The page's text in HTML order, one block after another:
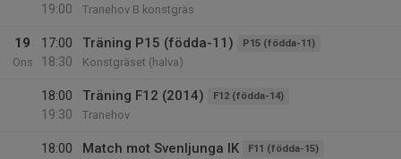
19:00
Tranehov B konstgräs
19
Ons
17:00
18:30
Träning P15 (födda-11) P15 (födda-11)
Konstgräset (halva)
18:00
19:30
Träning F12 (2014) F12 (födda-14)
Tranehov
18:00
Match mot Svenljunga IK F11 (födda-15)